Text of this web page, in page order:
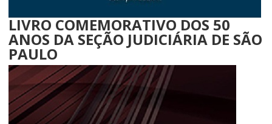
LIVRO COMEMORATIVO DOS 50
ANOS DA SEÇÃO JUDICIÁRIA DE SÃO
PAULO